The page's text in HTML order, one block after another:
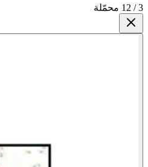
3 / 12 محمّلة